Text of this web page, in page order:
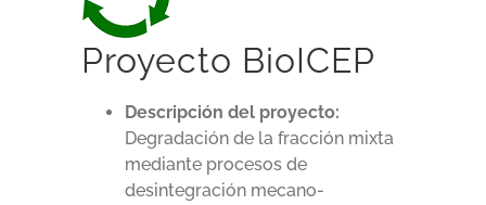
Proyecto BioICEP
Descripción del proyecto:
Degradación de la fracción mixta
mediante procesos de
desintegración mecano-